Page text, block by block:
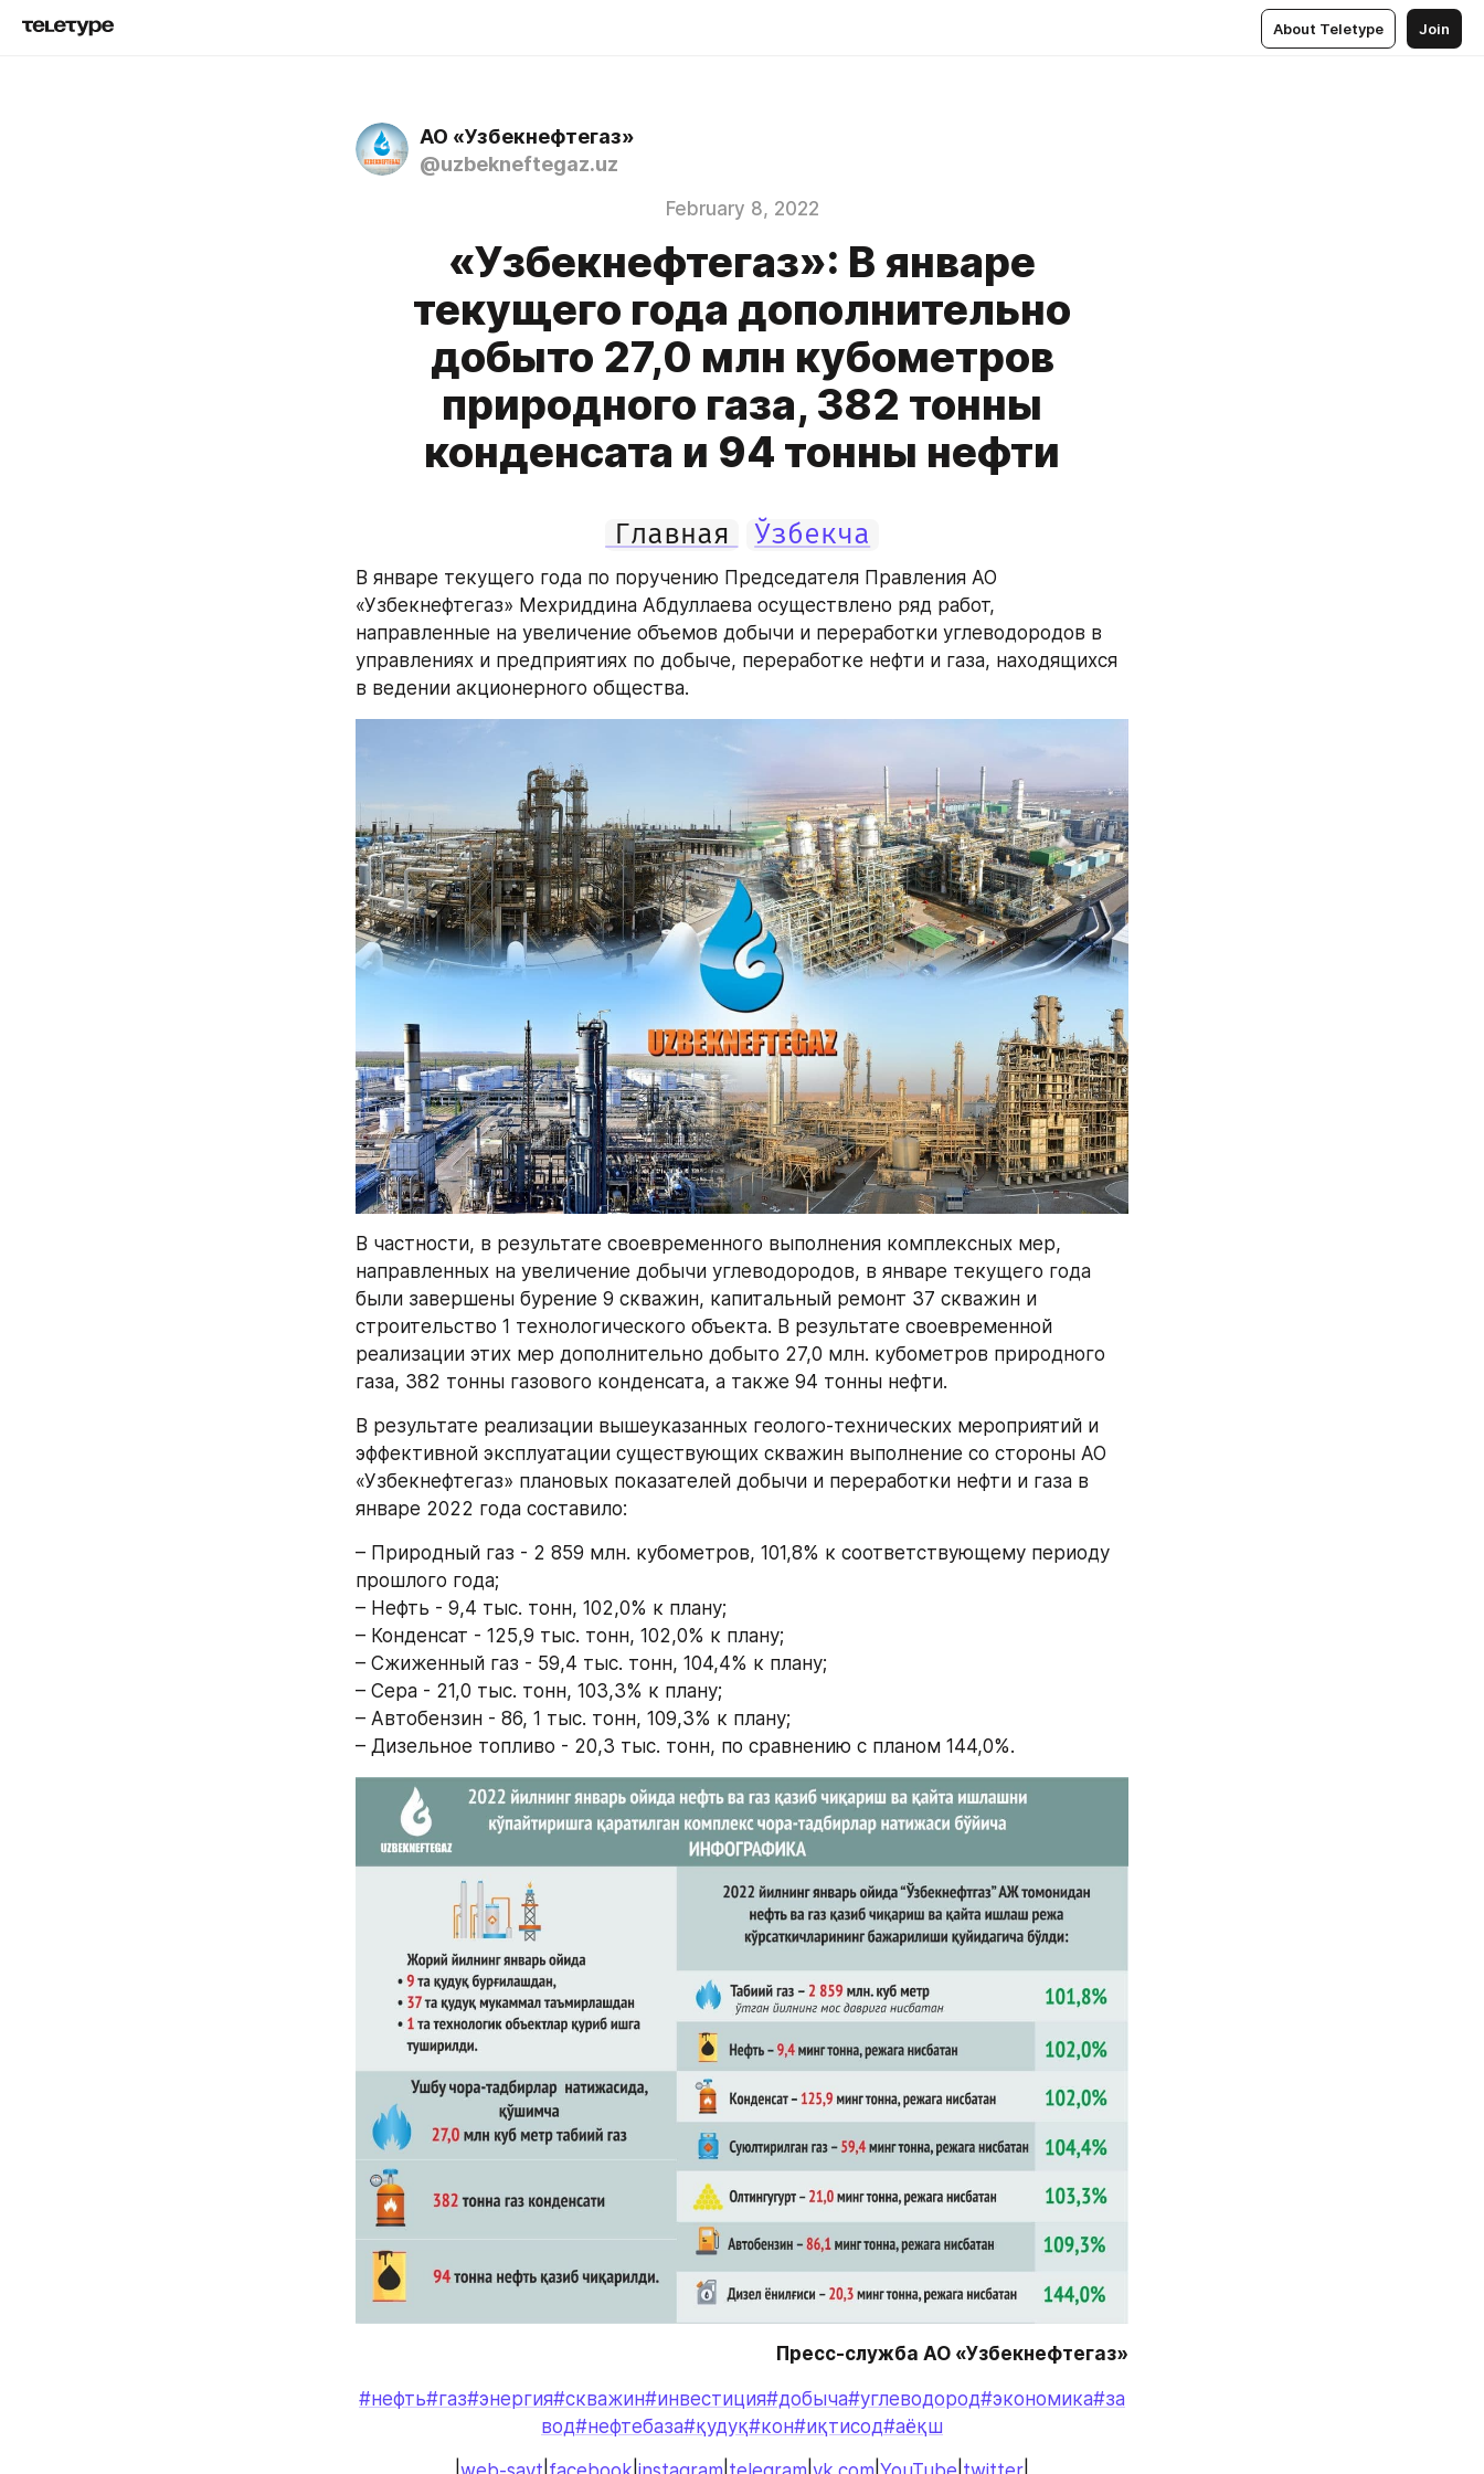
About Teletype Join
АО «Узбекнефтегаз»
@uzbekneftegaz.uz
February 8, 2022
«Узбекнефтегаз»: В январе
текущего года дополнительно
добыто 27,0 млн кубометров
природного газа, 382 тонны
конденсата и 94 тонны нефти
Главная Ўзбекча
В январе текущего года по поручению Председателя Правления АО
«Узбекнефтегаз» Мехриддина Абдуллаева осуществлено ряд работ,
направленные на увеличение объемов добычи и переработки углеводородов в
управлениях и предприятиях по добыче, переработке нефти и газа, находящихся
в ведении акционерного общества.
В частности, в результате своевременного выполнения комплексных мер,
направленных на увеличение добычи углеводородов, в январе текущего года
были завершены бурение 9 скважин, капитальный ремонт 37 скважин и
строительство 1 технологического объекта. В результате своевременной
реализации этих мер дополнительно добыто 27,0 млн. кубометров природного
газа, 382 тонны газового конденсата, а также 94 тонны нефти.
В результате реализации вышеуказанных геолого-технических мероприятий и
эффективной эксплуатации существующих скважин выполнение со стороны АО
«Узбекнефтегаз» плановых показателей добычи и переработки нефти и газа в
январе 2022 года составило:
– Природный газ - 2 859 млн. кубометров, 101,8% к соответствующему периоду
прошлого года;
– Нефть - 9,4 тыс. тонн, 102,0% к плану;
– Конденсат - 125,9 тыс. тонн, 102,0% к плану;
– Сжиженный газ - 59,4 тыс. тонн, 104,4% к плану;
– Сера - 21,0 тыс. тонн, 103,3% к плану;
– Автобензин - 86, 1 тыс. тонн, 109,3% к плану;
– Дизельное топливо - 20,3 тыс. тонн, по сравнению с планом 144,0%.
Пресс-служба АО «Узбекнефтегаз»
#нефть#газ#энергия#скважин#инвестиция#добыча#углеводород#экономика#за
вод#нефтебаза#қудуқ#кон#иқтисод#аёқш